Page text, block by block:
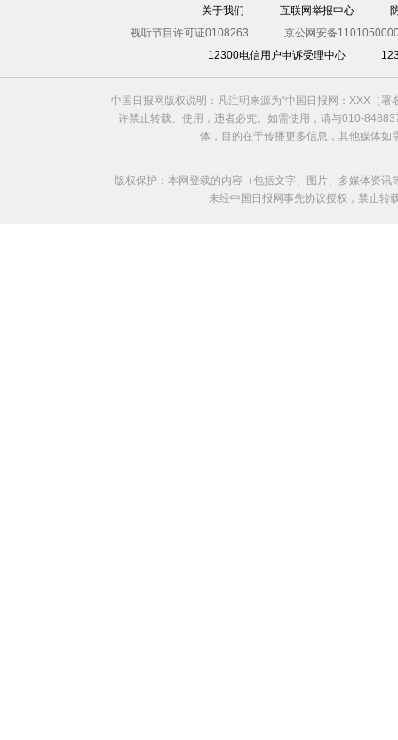
关于我们 互联网举报中心
视听节目许可证0108263
京公网安备
12300电信用户申诉受理中心
中国日报网版权说明：凡注明来源为“中国日报网：XXX（
许禁止转载、使用，违者必究。如需使用，请与010-
体，目的在于传播更多信息，其他媒体
版权保护：本网登载的内容（包括文字、图片、多媒体资
未经中国日报网事先协议授权，禁止转